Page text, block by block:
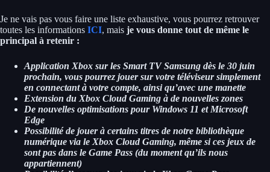
Je ne vais pas vous faire une liste exhaustive, vous pourrez retrouver
toutes les informations ICI, mais je vous donne tout de même le
principal à retenir :
Application Xbox sur les Smart TV Samsung dès le 30 juin
prochain, vous pourrez jouer sur votre téléviseur simplement
en connectant à votre compte, ainsi qu’avec une manette
Extension du Xbox Cloud Gaming à de nouvelles zones
De nouvelles optimisations pour Windows 11 et Microsoft
Edge
Possibilité de jouer à certains titres de notre bibliothèque
numérique via le Xbox Cloud Gaming, même si ces jeux de
sont pas dans le Game Pass (du moment qu’ils nous
appartiennent)